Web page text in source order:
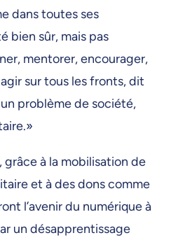
dans toutes ses
bien sûr, mais pas
mentorer, encourager,
sur tous les fronts, dit
problème de société,
à la mobilisation de
et à des dons comme
l’avenir du numérique à
un désapprentissage